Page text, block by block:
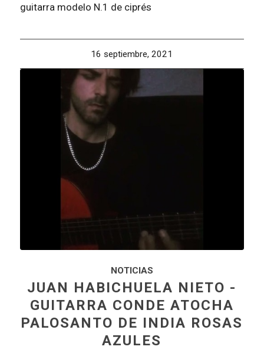
guitarra modelo N.1 de ciprés
16 septiembre, 2021
NOTICIAS
JUAN HABICHUELA NIETO -
GUITARRA CONDE ATOCHA
PALOSANTO DE INDIA ROSAS
AZULES